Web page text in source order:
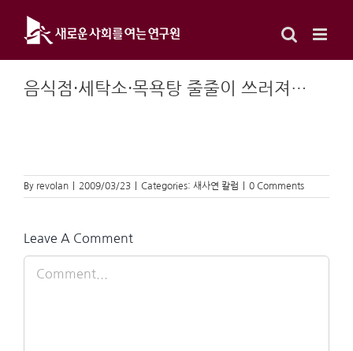
content
음식점·세탁소·목욕탕 줄줄이 쓰러져…
By revolan 2009/03/23 Categories: 새사연 칼럼 0 Comments
Leave A Comment